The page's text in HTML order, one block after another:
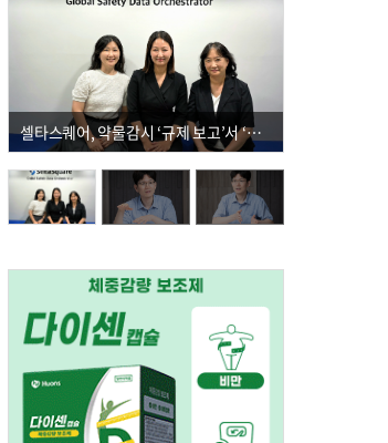
셀타스퀘어, 약물감시 ‘규제 보고’서 ‘데이터 의사결정’으로 "PVX 전환 요구 커진다"